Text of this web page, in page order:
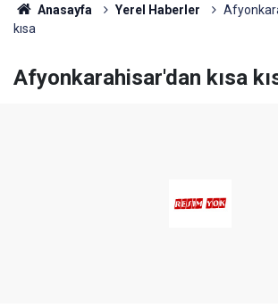
Anasayfa Yerel Haberler
kısa
Afyonkarahisar'dan kısa